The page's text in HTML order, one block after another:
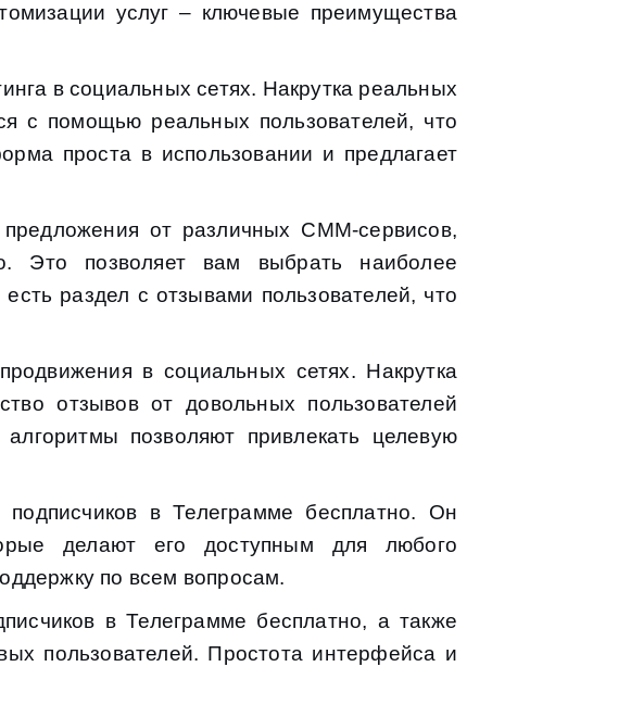
услуг – ключевые преимущества
в социальных сетях. Накрутка реальных
с помощью реальных пользователей, что
проста в использовании и предлагает
от различных СММ-сервисов,
Это позволяет вам выбрать наиболее
раздел с отзывами пользователей, что
в социальных сетях. Накрутка
отзывов от довольных пользователей
позволяют привлекать целевую
в Телеграмме бесплатно. Он
делают его доступным для любого
по всем вопросам.
в Телеграмме бесплатно, а также
пользователей. Простота интерфейса и